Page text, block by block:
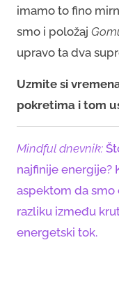
imamo to fino
smo i položaj
upravo ta dva
Uzmite si
pokretima i tom
Mindful dnevnik:
najfinije energije?
aspektom da smo
razliku između
energetski tok.